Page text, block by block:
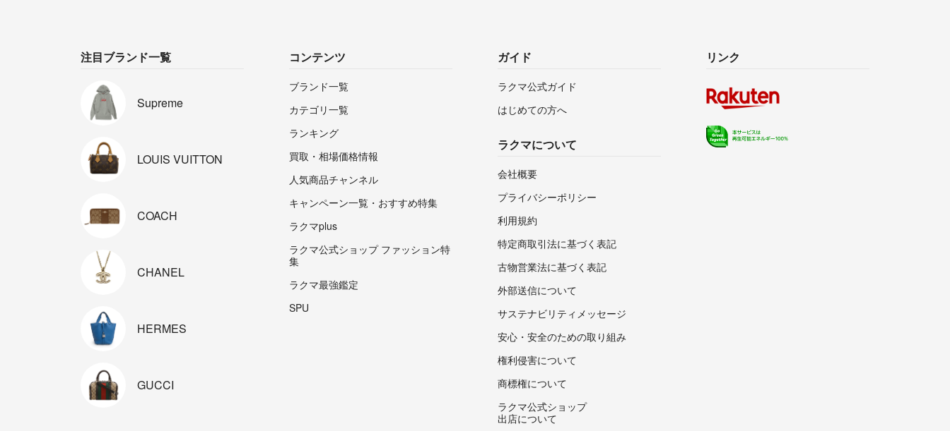
注目ブランド一覧
Supreme
LOUIS VUITTON
COACH
CHANEL
HERMES
GUCCI
コンテンツ
ブランド一覧
カテゴリ一覧
ランキング
買取・相場価格情報
人気商品チャンネル
キャンペーン一覧・おすすめ特集
ラクマplus
ラクマ公式ショップ ファッション特
集
ラクマ最強鑑定
SPU
ガイド
ラクマ公式ガイド
はじめての方へ
ラクマについて
会社概要
プライバシーポリシー
利用規約
特定商取引法に基づく表記
古物営業法に基づく表記
外部送信について
サステナビリティメッセージ
安心・安全のための取り組み
権利侵害について
商標権について
ラクマ公式ショップ
出店について
リンク